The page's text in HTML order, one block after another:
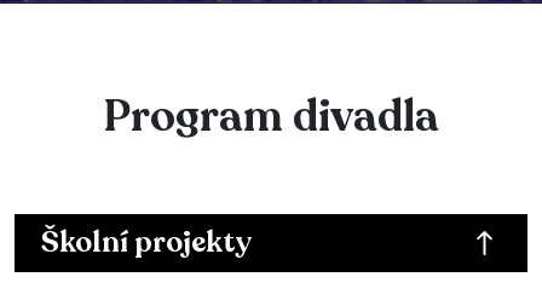
Školní projekty
Program divadla